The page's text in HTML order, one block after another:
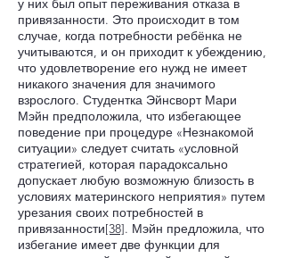
у них был опыт переживания отказа в
привязанности. Это происходит в том
случае, когда потребности ребёнка не
учитываются, и он приходит к убеждению,
что удовлетворение его нужд не имеет
никакого значения для значимого
взрослого. Студентка Эйнсворт Мари
Мэйн предположила, что избегающее
поведение при процедуре «Незнакомой
ситуации» следует считать «условной
стратегией, которая парадоксально
допускает любую возможную близость в
условиях материнского неприятия» путем
урезания своих потребностей в
привязанности[38]. Мэйн предложила, что
избегание имеет две функции для